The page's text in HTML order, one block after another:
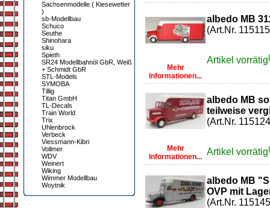
Sachsenmodelle ( Kiesewetter
)
sb-Modellbau
Schuco
Seuthe
Shinohara
siku
Spieth
SR24 Modellbahnöl GbR, Weiß
+ Schmidt GbR
STL-Models
SYMOBA
Tillig
Titan GmbH
TL-Decals
Train World
Trix
Uhlenbrock
Verbeck
Viessmann-Kibri
Vollmer
WDV
Weinert
Wiking
Wimmer Modellbau
Woytnik
Mehr
Informationen...
albedo MB
(Art.Nr.
Artikel vorrätig
Mehr
Informationen...
albedo MB
teilweise
(Art.Nr.
Artikel vorrätig
albedo MB
OVP mit
(Art.Nr.